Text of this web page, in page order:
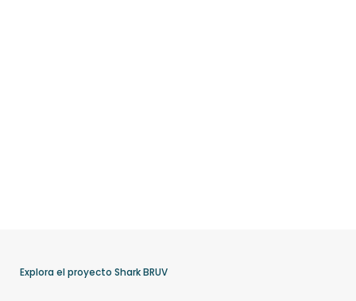
Explora el proyecto Shark BRUV